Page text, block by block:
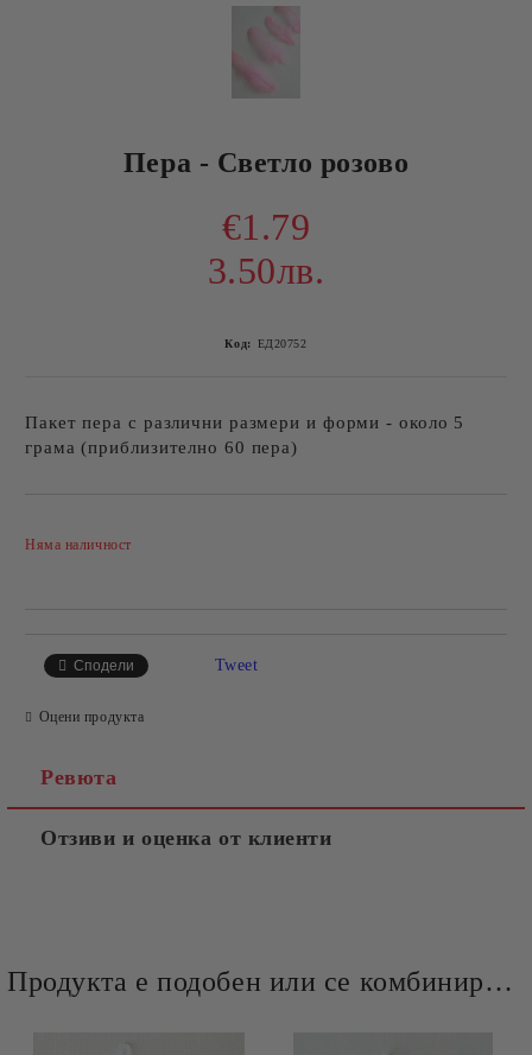
Пера - Светло розово
€1.79
3.50лв.
Код: ЕД20752
Пакет пера с различни размери и форми - около 5
грама (приблизително 60 пера)
Няма наличност
Сподели Tweet
Оцени продукта
Ревюта
Отзиви и оценка от клиенти
Продукта е подобен или се комбинира добре и със следните продукти :